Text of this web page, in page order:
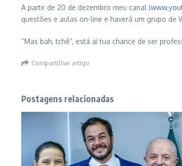
A partir de 20 de dezembro meu canal (
questões e aulas on-line e haverá um grupo de
“Mas bah, tchê”, está aí tua chance de ser
Compartilhar artigo
Postagens relacionadas